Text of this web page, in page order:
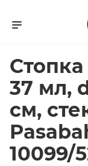
37 мл,
см,
10099/